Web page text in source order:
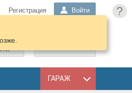
?
Регистрация Войти
ГАРАЖ